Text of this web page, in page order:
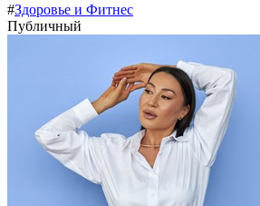
#Здоровье и Фитнес
Публичный